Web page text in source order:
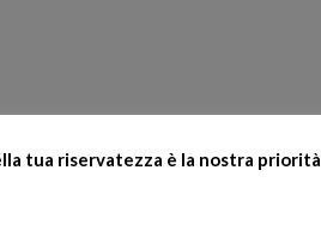
tua riservatezza è la nostra priorità